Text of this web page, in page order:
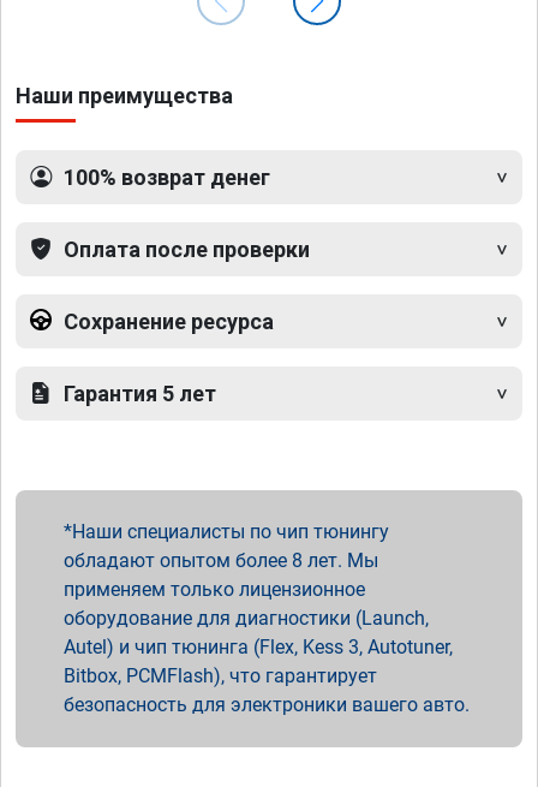
Наши преимущества
100% возврат денег
Оплата после проверки
Сохранение ресурса
Гарантия 5 лет
Наши специалисты по чип тюнингу
обладают опытом более 8 лет. Мы
применяем только лицензионное
оборудование для диагностики (Launch,
Autel) и чип тюнинга (Flex, Kess 3, Autotuner,
Bitbox, PCMFlash), что гарантирует
безопасность для электроники вашего авто.